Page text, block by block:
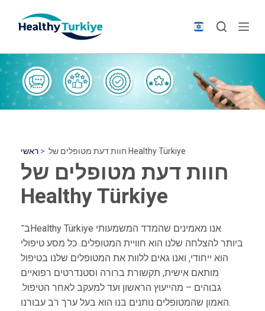
p
c
ראשי חוות דעת מטופלים של Healthy Türkiye
חוות דעת מטופלים של
Healthy Türkiye
ב־Healthy Türkiye אנו מאמינים שהמדד המשמעותי
ביותר להצלחה שלנו הוא חוויית המטופלים. כל מסע טיפולי
הוא ייחודי, ואנו גאים ללוות את המטופלים שלנו בטיפול
מותאם אישית, תקשורת ברורה וסטנדרטים רפואיים
גבוהים – מהייעוץ הראשון ועד למעקב לאחר הטיפול.
האמון שהמטופלים נותנים בנו הוא בעל ערך רב עבורנו.